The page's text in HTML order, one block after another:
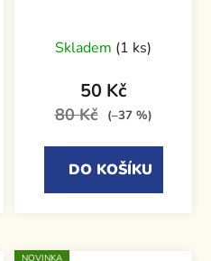
Skladem (1 ks)
50 Kč
80 Kč (–37 %)
DO KOŠÍKU